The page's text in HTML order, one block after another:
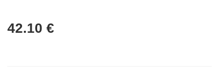
42.10 €